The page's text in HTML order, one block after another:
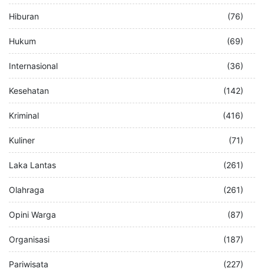
Hiburan (76)
Hukum (69)
Internasional (36)
Kesehatan (142)
Kriminal (416)
Kuliner (71)
Laka Lantas (261)
Olahraga (261)
Opini Warga (87)
Organisasi (187)
Pariwisata (227)